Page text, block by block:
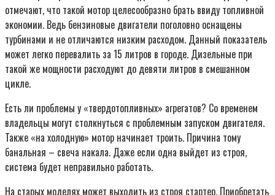
отмечают, что такой мотор целесообразно брать ввиду топливной
экономии. Ведь бензиновые двигатели поголовно оснащены
турбинами и не отличаются низким расходом. Данный показатель
может легко перевалить за 15 литров в городе. Дизельные при
такой же мощности расходуют до девяти литров в смешанном
цикле.
Есть ли проблемы у «твердотопливных» агрегатов? Со временем
владельцы могут столкнуться с проблемным запуском двигателя.
Также «на холодную» мотор начинает троить. Причина тому
банальная – свеча накала. Даже если одна выйдет из строя,
система будет неправильно работать.
На старых моделях может выходить из строя стартер. Приобретать